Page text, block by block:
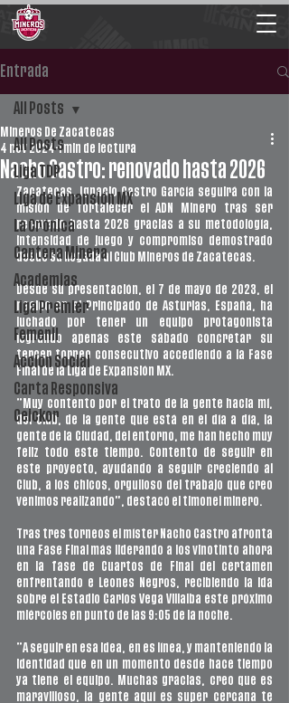
Entrada
All Posts
Liga TDP
Liga de Expansión MX
La Crónica
Cantera Minera
Academias
Liga Premier
Femenil
Acción Social
Carta Responsiva
Ceickor
All Posts
Nacho Castro: renovado hasta 2026
Mineros De Zacatecas
4 nov 2024 1 min de lectura
Zacatecas. Ignacio Castro García seguirá con la
misión de fortalecer el ADN Minero tras ser
renovado hasta 2026 gracias a su metodología,
intensidad de juego y compromiso demostrado
desde su llegada al Club Mineros de Zacatecas.
Desde su presentación, el 7 de mayo de 2023, el
nacido en el Principado de Asturias, España, ha
luchado por tener un equipo protagonista
logrando apenas este sábado concretar su
tercer torneo consecutivo accediendo a la Fase
Final de la Liga de Expansión MX.
“Muy contento por el trato de la gente hacia mí,
del Club, de la gente que está en el día a día, la
gente de la Ciudad, del entorno, me han hecho muy
feliz todo este tiempo. Contento de seguir en
este proyecto, ayudando a seguir creciendo al
Club, a los chicos, orgulloso del trabajo que creo
venimos realizando”, destacó el timonel minero.
Tras tres torneos el míster Nacho Castro afronta
una Fase Final más liderando a los vinotinto ahora
en la fase de Cuartos de Final del certamen
enfrentando e Leones Negros, recibiendo la ida
sobre el Estadio Carlos Vega Villalba este próximo
miércoles en punto de las 9:05 de la noche.
“A seguir en esa idea, en es línea, y manteniendo la
identidad que en un momento desde hace tiempo
ya tiene el equipo. Muchas gracias, creo que es
maravilloso, la gente aquí es super cercana te